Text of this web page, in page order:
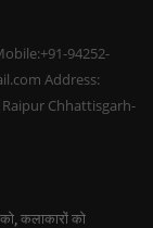
94252-
Address:
Raipur Chhattisgarh-
कलाकारों को